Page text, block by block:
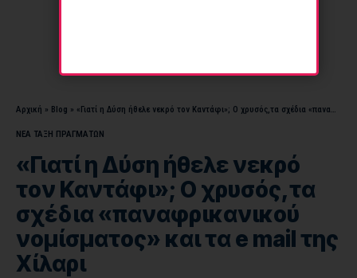
Αρχική » Blog » «Γιατί η Δύση ήθελε νεκρό τον Καντάφι»; Ο χρυσός,τα σχέδια «παναφρικανικού νομίσματος» και τα e mail της Χίλαρι
ΝΕΑ ΤΑΞΗ ΠΡΑΓΜΑΤΩΝ
«Γιατί η Δύση ήθελε νεκρό
τον Καντάφι»; Ο χρυσός,τα
σχέδια «παναφρικανικού
νομίσματος» και τα e mail της
Χίλαρι